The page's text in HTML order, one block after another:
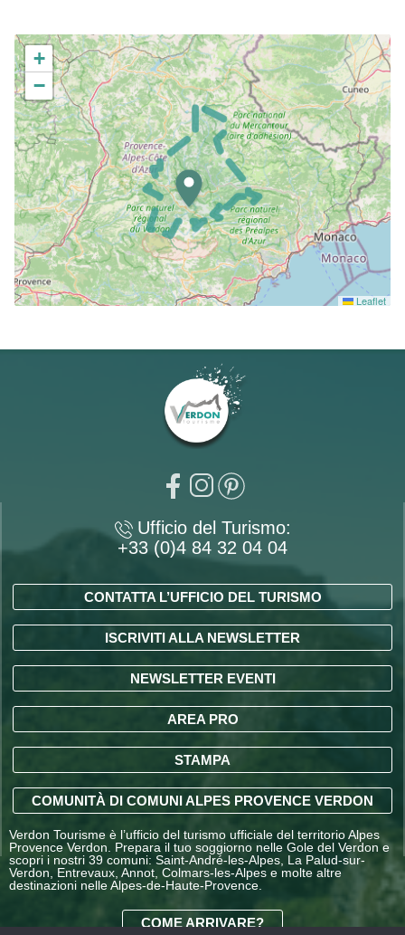
+
−
Leaflet
Ufficio del Turismo:
+33 (0)4 84 32 04 04
CONTATTA L’UFFICIO DEL TURISMO
ISCRIVITI ALLA NEWSLETTER
NEWSLETTER EVENTI
AREA PRO
STAMPA
COMUNITÀ DI COMUNI ALPES PROVENCE VERDON
Verdon Tourisme è l’ufficio del turismo ufficiale del territorio Alpes
Provence Verdon. Prepara il tuo soggiorno nelle Gole del Verdon e
scopri i nostri 39 comuni: Saint-André-les-Alpes, La Palud-sur-
Verdon, Entrevaux, Annot, Colmars-les-Alpes e molte altre
destinazioni nelle Alpes-de-Haute-Provence.
COME ARRIVARE?